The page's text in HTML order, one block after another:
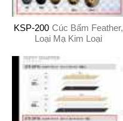
KSP-200 Cúc Bấm Feather,
Loại Mạ Kim Loại